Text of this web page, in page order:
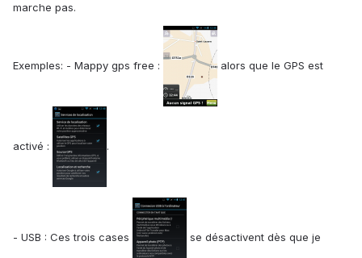
marche pas.
Exemples: - Mappy gps free : alors que le GPS est
activé : .
- USB : Ces trois cases se désactivent dès que je